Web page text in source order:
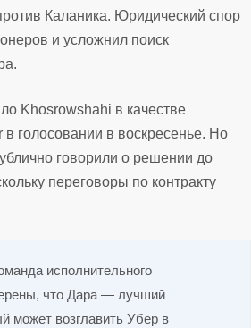
Каланика. Юридический спор
и усложнил поиск
Khosrowshahi в качестве
голосовании в воскресенье. Но
говорили о решении до
переговоры по контракту
исполнительного
что Дара — лучший
может возглавить Убер в